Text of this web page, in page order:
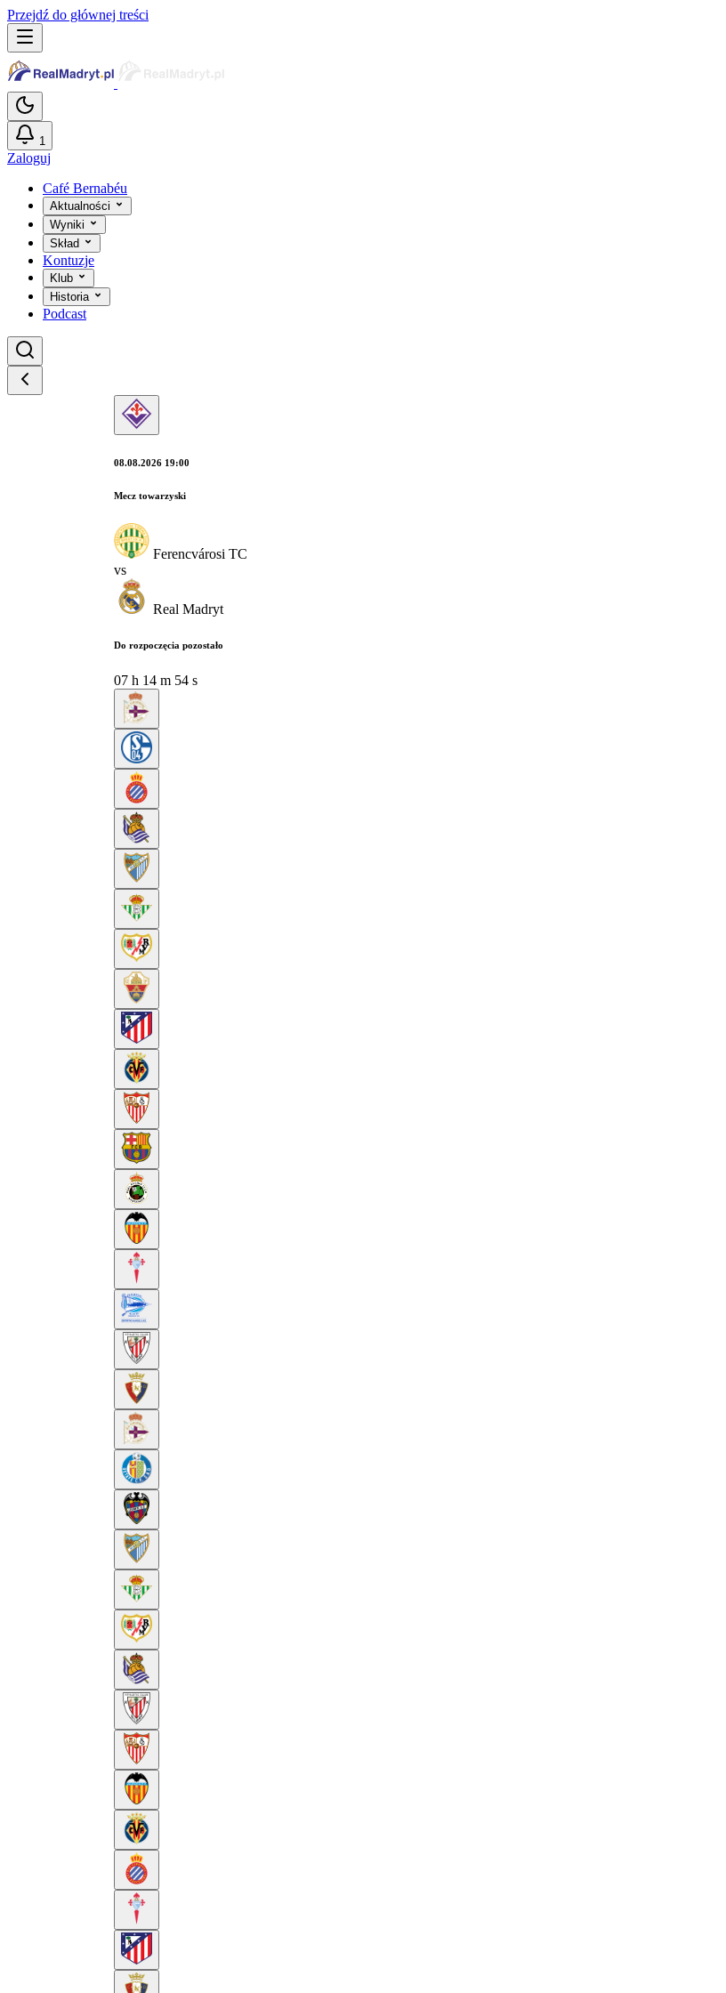
Przejdź do głównej treści
1
Zaloguj
Café Bernabéu
Aktualności
Wyniki
Skład
Kontuzje
Klub
Historia
Podcast
08.08.2026 19:00
Mecz towarzyski
Ferencvárosi TC
vs
Real Madryt
Do rozpoczęcia pozostało
07 h 14 m 53 s